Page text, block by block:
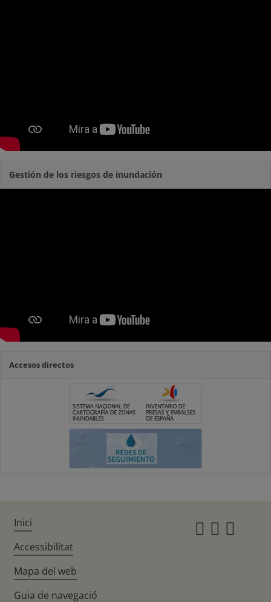
Gestión de los riesgos de inundación
Accesos directos
Inici
Accessibilitat
Mapa del web
Guia de navegació